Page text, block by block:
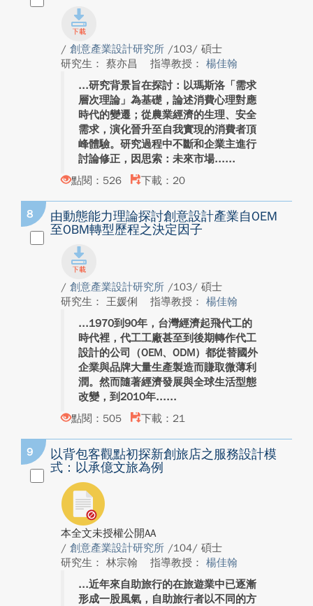
/ 創意產業設計研究所 /103/ 碩士
研究生： 蔡亦昌
指導教授： 楊佳翰
研究背景旨在探討：以瑪斯洛「需求
層次理論」為基礎，論述消費心理對應
時代的變遷；從農業經濟的生理、安全
需求，演化晉升至自我實現的消費者頂
峰體驗。研究過程中不斷和企業主進行
討論修正，因思索：未來市場...
點閱：526
下載：20
8
由動態能力理論探討創意設計產業自OEM
至OBM轉型歷程之決定因子
/ 創意產業設計研究所 /103/ 碩士
研究生： 王媛俐
指導教授： 楊佳翰
1970到90年，台灣經濟起飛代工的
時代裡，代工工廠甚至到後期轉作代工
設計的公司（OEM、ODM）都從替國外
企業與品牌大量生產製造而賺取微薄利
潤。然而隨著經濟發展與全球生活型態
改變，到2010年...
點閱：505
下載：21
9
以背包客觀點初探新創旅店之服務設計模
式：以承億文旅為例
本全文未授權公開AA
/ 創意產業設計研究所 /104/ 碩士
研究生： 林宗翰
指導教授： 楊佳翰
近年來自助旅行的在旅遊業中已逐漸
形成一股風氣，自助旅行者以不同的方